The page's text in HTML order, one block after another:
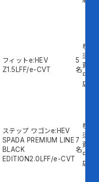
フィットe:HEV
Z1.5LFF/e-CVT
5
名
横
須
賀
中
店
ステップ ワゴンe:HEV
SPADA PREMIUM LINE
BLACK
EDITION2.0LFF/e-CVT
7
名
横
須
賀
中
店